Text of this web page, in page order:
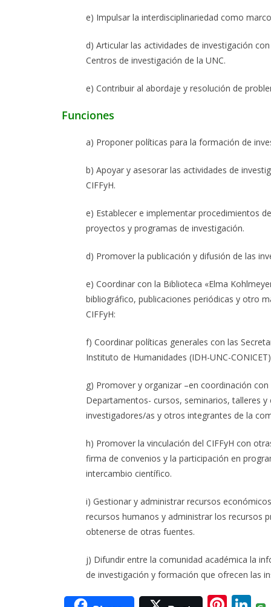
e) Impulsar la interdisciplinariedad como
d) Articular las actividades de investigación
Centros de investigación de la UNC.
e) Contribuir al abordaje y resolución de
Funciones
a) Proponer políticas para la formación de
b) Apoyar y asesorar las actividades de
CIFFyH.
e) Establecer e implementar procedimientos
proyectos y programas de investigación.
d) Promover la publicación y difusión de las
e) Coordinar con la Biblioteca «Elma
bibliográfico, publicaciones periódicas y otro
CIFFyH:
f) Coordinar políticas generales con las
Instituto de Humanidades (IDH-UNC-
g) Promover y organizar –en coordinación
Departamentos- cursos, seminarios, talleres
investigadores/as y otros integrantes de la
h) Promover la vinculación del CIFFyH con
firma de convenios y la participación en
intercambio científico.
i) Gestionar y administrar recursos
recursos humanos y administrar los recursos
obtenerse de otras fuentes.
j) Difundir entre la comunidad académica la
de investigación y formación que ofrecen las